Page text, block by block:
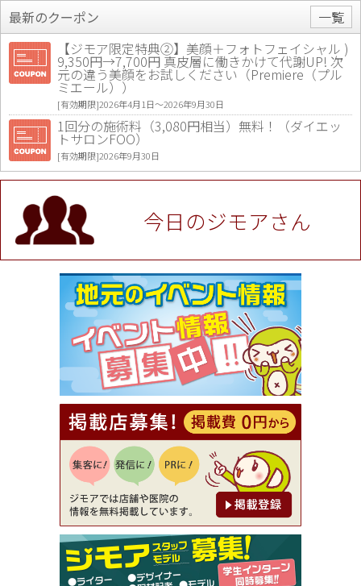
最新のクーポン
一覧
【ジモア限定特典②】美顔＋フォトフェイシャル )
9,350円→7,700円 真皮層に働きかけて代謝UP! 次
元の違う美顔をお試しください（Premiere（プル
ミエール））
[有効期限]2026年4月1日〜2026年9月30日
1回分の施術料（3,080円相当）無料！（ダイエッ
トサロンFOO）
[有効期限]2026年9月30日
値段提示後「ジモア見た」で更に買い取り金額 U
P！※チケットと新品商品は除く（大黒屋 高田馬場
駅前店）
[有効期限]2026年9月30日
★ジモア限定特典★ お会計より全品5％OFF（ナチ
ュラル＆ハンドメイドショップ［マキマキ］）
[有効期限]2026年9月30日まで
【ジモア限定①】初回割引 特価 VIO脱毛11,000円
⇒8,800円（メンズ専門ワックス脱毛サロン Mickle
（ミックル））
[有効期限]2026年9月30日
【ジモア読者特典2】コース 3,500円→3,000円（料
理5品+2時間飲み放題）（創作イタリアン Pia Cu
ore（ピアクオーレ））
[有効期限]2026年9月30日
【ジモア読者特典1】料理全品20％OFF ※18時以
降（創作イタリアン Pia Cuore（ピアクオーレ））
[有効期限]2026年9月30日
【ジモア限定②】初回割引 特価 鼻毛脱毛 半額 2,2
00円⇒1,100円（メンズ専門ワックス脱毛サロン Mi
ckle（ミックル））
[有効期限]2026年9月30日
【ジモア限定特典①】まつ毛カール 3,850円→ 2,7
50円（Premiere（プルミエール））
今日のジモアさん